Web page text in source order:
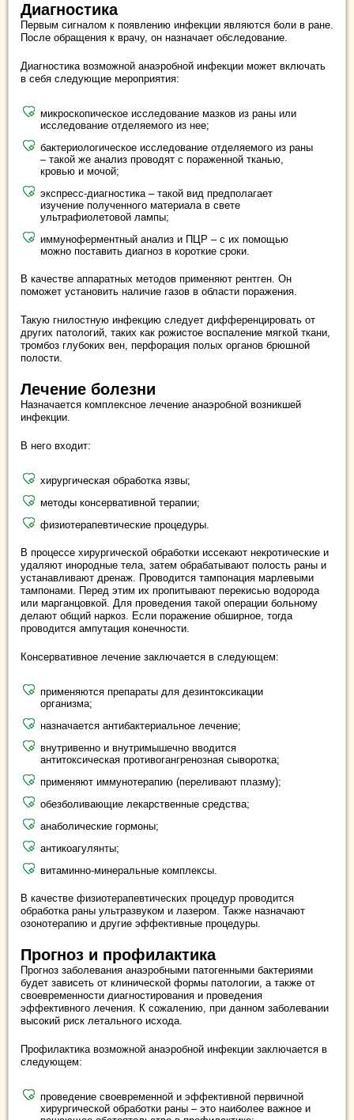
Диагностика
Первым сигналом к появлению инфекции являются боли в ране.
После обращения к врачу, он назначает обследование.
Диагностика возможной анаэробной инфекции может включать
в себя следующие мероприятия:
микроскопическое исследование мазков из раны или
исследование отделяемого из нее;
бактериологическое исследование отделяемого из раны
– такой же анализ проводят с пораженной тканью,
кровью и мочой;
экспресс-диагностика – такой вид предполагает
изучение полученного материала в свете
ультрафиолетовой лампы;
иммуноферментный анализ и ПЦР – с их помощью
можно поставить диагноз в короткие сроки.
В качестве аппаратных методов применяют рентген. Он
поможет установить наличие газов в области поражения.
Такую гнилостную инфекцию следует дифференцировать от
других патологий, таких как рожистое воспаление мягкой ткани,
тромбоз глубоких вен, перфорация полых органов брюшной
полости.
Лечение болезни
Назначается комплексное лечение анаэробной возникшей
инфекции.
В него входит:
хирургическая обработка язвы;
методы консервативной терапии;
физиотерапевтические процедуры.
В процессе хирургической обработки иссекают некротические и
удаляют инородные тела, затем обрабатывают полость раны и
устанавливают дренаж. Проводится тампонация марлевыми
тампонами. Перед этим их пропитывают перекисью водорода
или марганцовкой. Для проведения такой операции больному
делают общий наркоз. Если поражение обширное, тогда
проводится ампутация конечности.
Консервативное лечение заключается в следующем:
применяются препараты для дезинтоксикации
организма;
назначается антибактериальное лечение;
внутривенно и внутримышечно вводится
антитоксическая противогангренозная сыворотка;
применяют иммунотерапию (переливают плазму);
обезболивающие лекарственные средства;
анаболические гормоны;
антикоагулянты;
витаминно-минеральные комплексы.
В качестве физиотерапевтических процедур проводится
обработка раны ультразвуком и лазером. Также назначают
озонотерапию и другие эффективные процедуры.
Прогноз и профилактика
Прогноз заболевания анаэробными патогенными бактериями
будет зависеть от клинической формы патологии, а также от
своевременности диагностирования и проведения
эффективного лечения. К сожалению, при данном заболевании
высокий риск летального исхода.
Профилактика возможной анаэробной инфекции заключается в
следующем:
проведение своевременной и эффективной первичной
хирургической обработки раны – это наиболее важное и